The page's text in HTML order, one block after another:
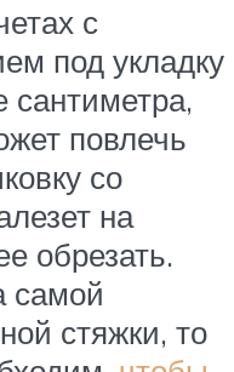
с
под укладку
повлечь
со
на
обрезать.
самой
стяжки, то